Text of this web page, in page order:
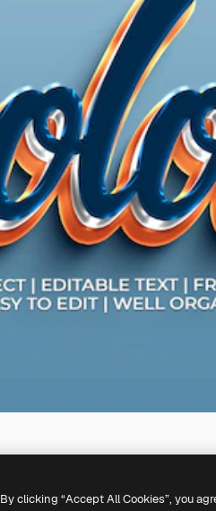
By clicking “Accept All Cookies”, you